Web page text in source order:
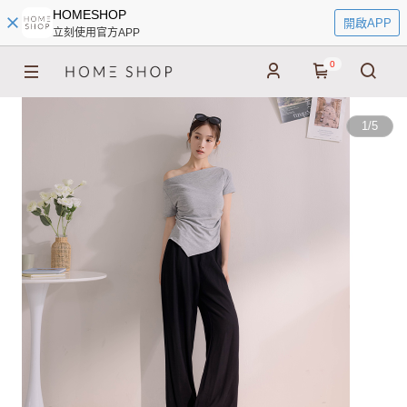
HOMESHOP
立刻使用官方APP
開啟APP
0
1/5